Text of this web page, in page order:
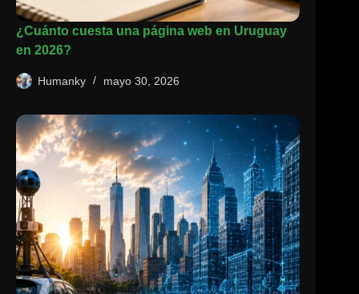
¿Cuánto cuesta una página web en Uruguay
en 2026?
Humanky mayo 30, 2026